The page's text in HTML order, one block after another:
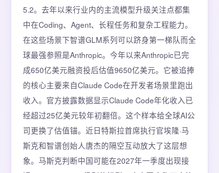
5.2。去年以来行业内的主流模型升级关注点都集
中在Coding、Agent、长程任务和复杂工程能力。
在这些场景下智谱GLM系列可以跻身第一梯队而全
球最强参照是Anthropic。今年以来Anthropic已完
成650亿美元融资投后估值9650亿美元。它被追捧
的核心主要来自Claude Code在开发者场景里跑出
收入。官方披露数据显示Claude Code年化收入已
经超过25亿美元较年初翻倍。这个样本给全球AI公
司更换了估值锚。近日特斯拉首席执行官埃隆·马
斯克和智谱创始人唐杰的隔空互动放大了这层想
象。马斯克判断中国可能在2027年一季度出现接